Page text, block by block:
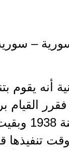
أنه يقوم
القيام
والمهاجر
تنفيذها